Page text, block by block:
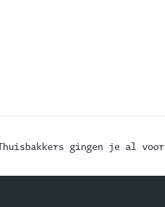
gingen je al voor